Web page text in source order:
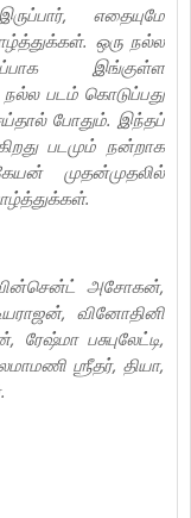
எதையுமே
ஒரு நல்ல
இங்குள்ள
படம் கொடுப்பது
போதும். இந்தப்
படமும் நன்றாக
முதன்முதலில்
வின்சென்ட் அசோகன்,
வினோதினி
பசுபுலேட்டி,
ஶ்ரீதர், தியா,